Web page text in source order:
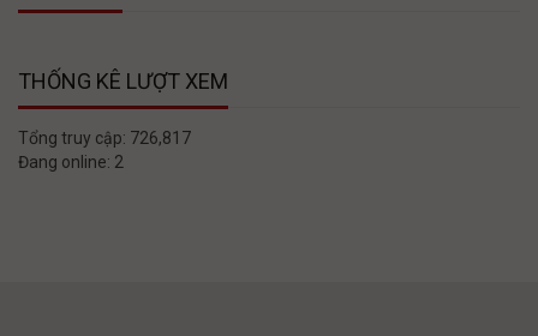
THỐNG KÊ LƯỢT XEM
Tổng truy cập: 726,817
Đang online: 2